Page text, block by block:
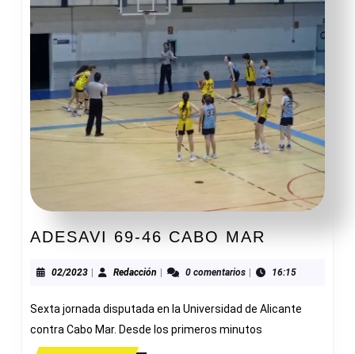
ADESAVI 69-46 CABO MAR
46
MAR
02/202302/2023Redacción Redacción0 comentarios 16:15
Sexta jornada disputada en la Universidad de Alicante
contra Cabo Mar. Desde los primeros minutos